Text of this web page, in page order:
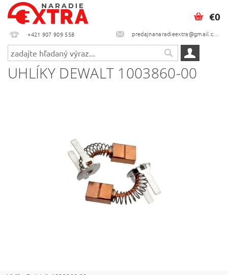
+421 907 909 558 predajnanaradieextra@gmail.com
€0
UHLÍKY DEWALT 1003860-00